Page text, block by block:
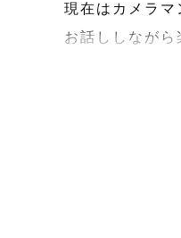
現在はカメラマ
お話ししなが
「子供の写真